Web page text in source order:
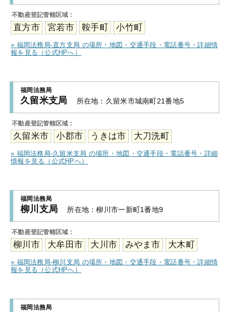
不動産登記管轄区域 :
直方市 宮若市 鞍手町 小竹町
» 福岡法務局-直方支局 の場所・地図・交通手段・電話番号・詳細情
報を見る（公式HPへ）
福岡法務局
久留米支局 所在地： 久留米市城南町21番地5
不動産登記管轄区域 :
久留米市 小郡市 うきは市 大刀洗町
» 福岡法務局-久留米支局 の場所・地図・交通手段・電話番号・詳細
情報を見る（公式HPへ）
福岡法務局
柳川支局 所在地：柳川市一新町1番地9
不動産登記管轄区域 :
柳川市 大牟田市 大川市 みやま市 大木町
» 福岡法務局-柳川支局 の場所・地図・交通手段・電話番号・詳細情
報を見る（公式HPへ）
福岡法務局